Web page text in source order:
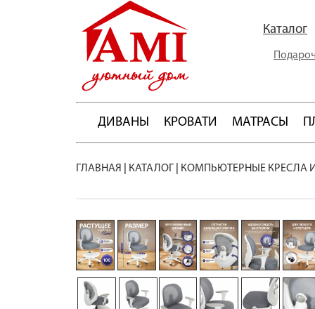
Каталог
ДИВАНЫ КРОВАТИ МАТРАСЫ
ГЛАВНАЯ КАТАЛОГ КОМПЬЮТЕРНЫЕ КРЕСЛА